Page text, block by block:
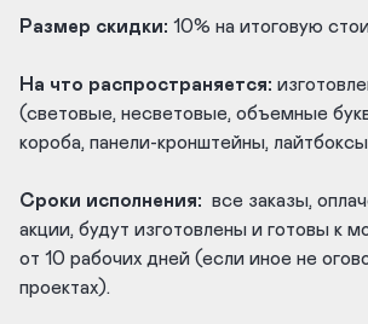
Размер скидки: 10% на итоговую
На что распространяется:
(световые, несветовые, объемные
короба, панели-кронштейны, лайтбоксы
Сроки исполнения: все заказы,
акции, будут изготовлены и готовы к
от 10 рабочих дней (если иное не
проектах).